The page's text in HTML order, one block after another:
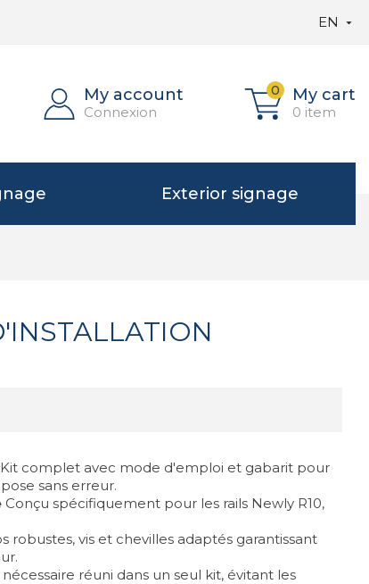
EN 
My account
Connexion
0 My cart
0 item
Exterior signage
Kit complet avec mode d'emploi et gabarit pour
sans erreur.
Conçu spécifiquement pour les rails Newly R10,
robustes, vis et chevilles adaptés garantissant
réuni dans un seul kit, évitant les